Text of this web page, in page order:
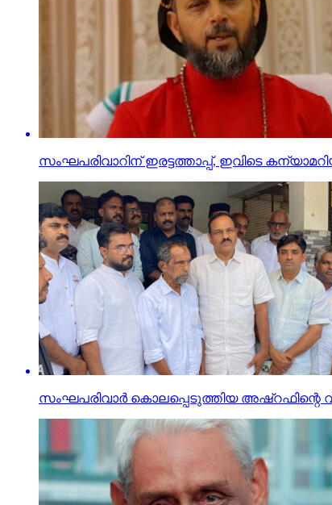
സംഘപരിവാറിന് ഇരട്ടത്താപ്പ്, ഇവിടെ
സംഘപരിവാര്‍ കൊലപ്പെടുത്തിയ അഷ്‌റഫിന്റെ